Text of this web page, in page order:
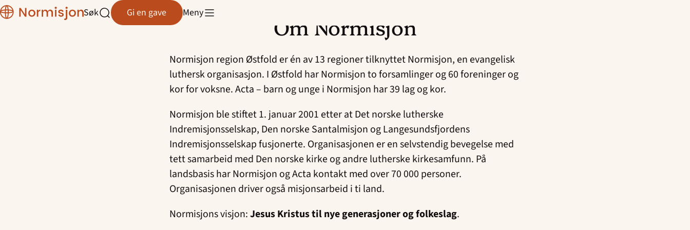
Region
Østfold
Åpne
Søk Gi en gave Meny Om Normisjon
Normisjon region Østfold er én av 13 regioner tilknyttet Normisjon, en evangelisk
luthersk organisasjon. I Østfold har Normisjon to forsamlinger og 60 foreninger og
kor for voksne. Acta – barn og unge i Normisjon har 39 lag og kor.
Normisjon ble stiftet 1. januar 2001 etter at Det norske lutherske
Indremisjonsselskap, Den norske Santalmisjon og Langesundsfjordens
Indremisjonsselskap fusjonerte. Organisasjonen er en selvstendig bevegelse med
tett samarbeid med Den norske kirke og andre lutherske kirkesamfunn. På
landsbasis har Normisjon og Acta kontakt med over 70 000 personer.
Organisasjonen driver også misjonsarbeid i ti land.
Normisjons visjon:Jesus Kristus til nye generasjoner og folkeslag.